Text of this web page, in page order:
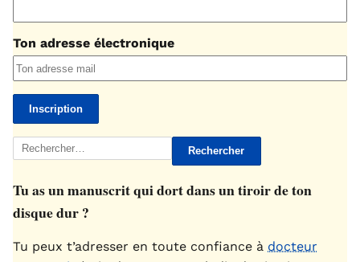
Ton adresse électronique
Rechercher :
Tu as un manuscrit qui dort dans un tiroir de ton
disque dur ?
Tu peux t’adresser en toute confiance à docteur